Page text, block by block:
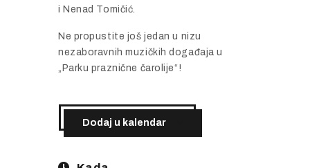
i Nenad Tomičić.
Ne propustite još jedan u nizu
nezaboravnih muzičkih događaja u
„Parku praznične čarolije“!
Dodaj u kalendar